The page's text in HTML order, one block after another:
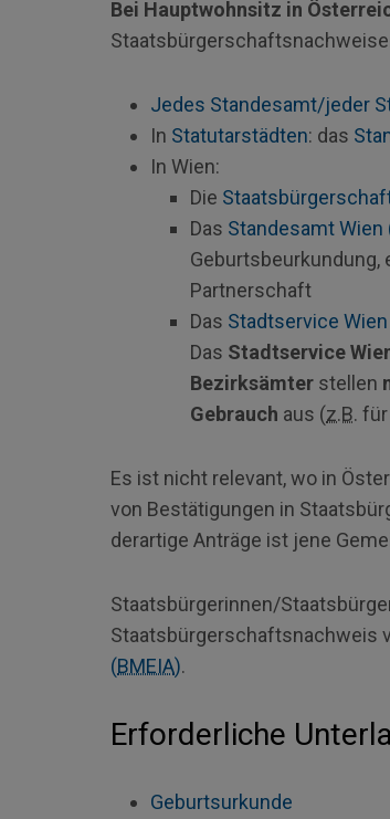
Bei Hauptwohnsitz in
Jedes Standesamt/jeder
In Statutarstädten: das
In Wien:
Die
Das Standesamt Wien
Geburtsbeurkundung,
Partnerschaft
Das Stadtservice
Das Stadtservice
Bezirksämter stellen
Gebrauch aus (z.B. für
Es ist nicht relevant, wo in
von Bestätigungen in
derartige Anträge ist jene
Staatsbürgerinnen/
Staatsbürgerschaftsnachweis
(BMEIA).
Erforderliche
Geburtsurkunde